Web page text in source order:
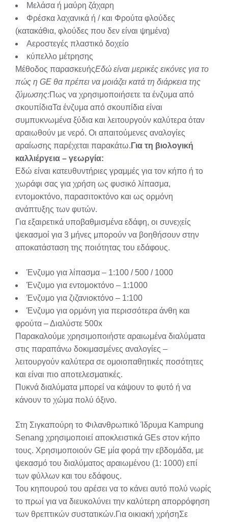
Μελάσα ή μαύρη ζάχαρη
Φρέσκα λαχανικά ή / και Φρούτα φλούδες
(κατακάθια, φλούδες που δεν είναι ψημένα)
Αεροστεγές πλαστικό δοχείο
κύπελλο μέτρησης
Μέθοδος παρασκευήςΕδώ είναι μερικές εικόνες για το
πώς η GE θα πρέπει να μοιάζει κατά τη διάρκεια της
ζύμωσης:Πως να χρησιμοποιήσετε τα ένζυμα από
σκουπίδιαΤα ένζυμα από σκουπίδια είναι
συμπυκνωμένα ξύδια και λειτουργούν καλύτερα όταν
αραιωθούν με νερό. Οι απαιτούμενες αναλογίες
αραίωσης παρέχεται παρακάτω. Για τη βιολογική
καλλιέργεια – γεωργία:
Εδώ είναι κατευθυντήριες γραμμές για τον κήπο ή το
χωράφι σας για χρήση ως φυσικό λίπασμα,
εντομοκτόνο, παρασιτοκτόνο και ως ορμόνη
ανάπτυξης των φυτών.
Για εξαιρετικά υποβαθμισμένα εδάφη, οι συνεχείς
ψεκασμοί για 3 μήνες μπορούν να βοηθήσουν στην
αποκατάσταση της ποιότητας του εδάφους.
Ένζυμο για λίπασμα – 1:100 / 500 / 1000
Ένζυμο για εντομοκτόνο – 1:1000
Ένζυμο για ζιζανιοκτόνο – 1:100
Ένζυμο για ορμόνη για περισσότερα άνθη και
φρούτα – Διαλύστε 500x
Παρακαλούμε χρησιμοποιήστε αραιωμένα διαλύματα
στις παραπάνω δοκιμασμένες αναλογίες –
λειτουργούν καλύτερα σε ομοιοπαθητικές ποσότητες
και είναι πιο αποτελεσματικές.
Πυκνά διαλύματα μπορεί να κάψουν το φυτό ή να
κάνουν το χώμα πολύ όξινο.
Στη Σιγκαπούρη το Φιλανθρωπικό Ίδρυμα Kampung
Senang χρησιμοποιεί αποκλειστικά GEs στον κήπο
τους. Χρησιμοποιούν GE μία φορά την εβδομάδα, με
ψεκασμό του διαλύματος αραιωμένου (1: 1000) επί
των φύλλων και του εδάφους.
Του κηπουρού του αρέσει να το κάνει αυτό πολύ νωρίς
το πρωί για να διευκολύνει την καλύτερη απορρόφηση
των θρεπτικών συστατικών.Για οικιακή χρήσηΣε